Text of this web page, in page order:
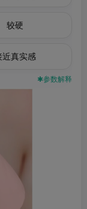
较硬
近真实感
✱参数解释